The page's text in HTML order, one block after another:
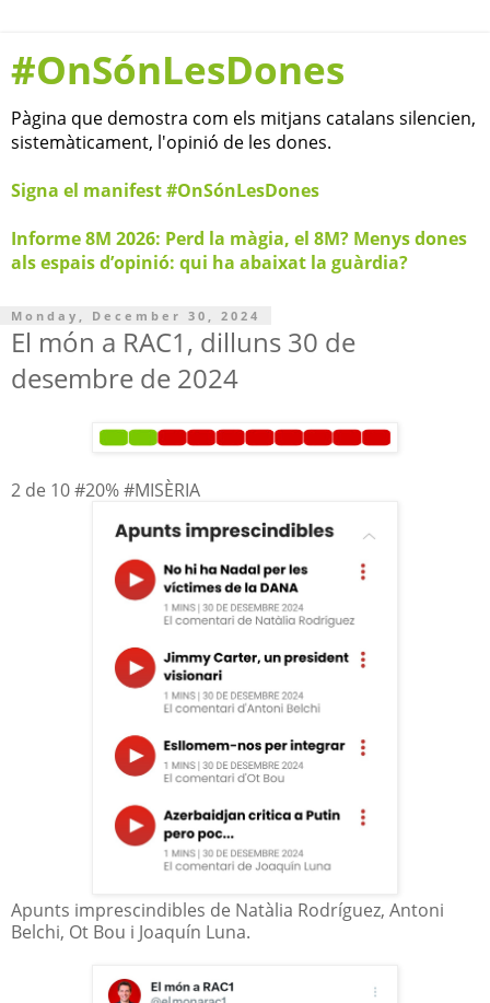
#OnSónLesDones
Pàgina que demostra com els mitjans catalans silencien,
sistemàticament, l'opinió de les dones.
Signa el manifest #OnSónLesDones
Informe 8M 2026: Perd la màgia, el 8M? Menys dones
als espais d’opinió: qui ha abaixat la guàrdia?
Monday, December 30, 2024
El món a RAC1, dilluns 30 de
desembre de 2024
2 de 10 #20% #MISÈRIA
Apunts imprescindibles de Natàlia Rodríguez, Antoni
Belchi, Ot Bou i Joaquín Luna.